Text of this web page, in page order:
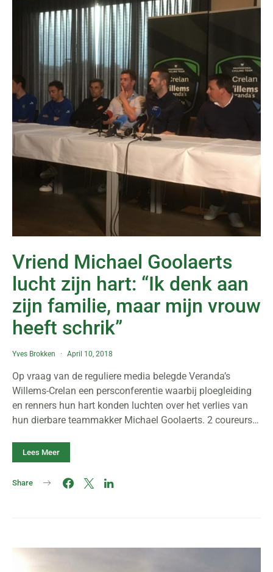
Vriend Michael Goolaerts
lucht zijn hart: “Ik denk aan
zijn familie, maar mijn vrouw
heeft schrik”
Yves Brokken April 10, 2018
Op vraag van de reguliere media belegde Veranda’s
Willems-Crelan een persconferentie waarbij ploegleiding
en renners hun hart konden luchten over het verlies van
hun dierbare teammakker Michael Goolaerts. 2 coureurs…
Lees Meer
Share